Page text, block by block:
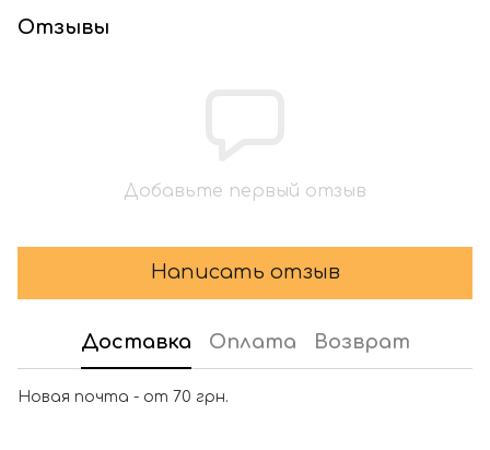
Отзывы
Добавьте первый отзыв
Написать отзыв
Доставка Оплата Возврат
Новая почта - от 70 грн.